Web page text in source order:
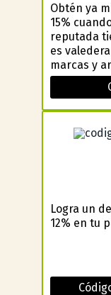
Obtén ya
15%
reputada
es
marcas y
Logra un
12% en tu